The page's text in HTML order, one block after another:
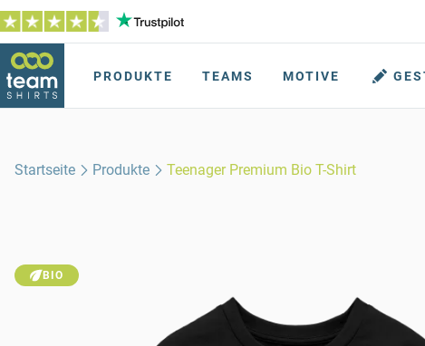
PRODUKTE TEAMS MOTIVE
Startseite Produkte Teenager Premium Bio T-Shirt
BIO